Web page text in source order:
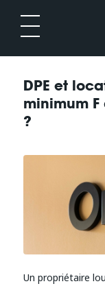
DPE et
minimum
?
Un propriétaire